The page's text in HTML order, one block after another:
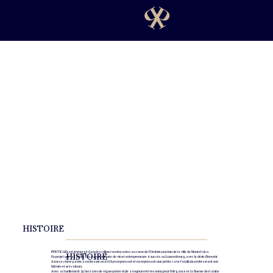
HISTOIRE
PERTICAIA est immergé dans les collines verdoyantes au cœur de l'Ombrie, non loin de la ville de Montefalco.
Un projet que la famille Becca, passionnée de vin et entrepreneure à succès au Luxembourg, avec le désir d'investir
dans sa chère patrie, a embrassé en 2018, en reprenant et en reprenant une petite cave familiale, embrassant son
histoire et ses valeurs.
Avec actuellement 34 hectares de vignes, notre style a toujours été reconnu pour l'élégance et la finesse des tanins
HISTOIRE